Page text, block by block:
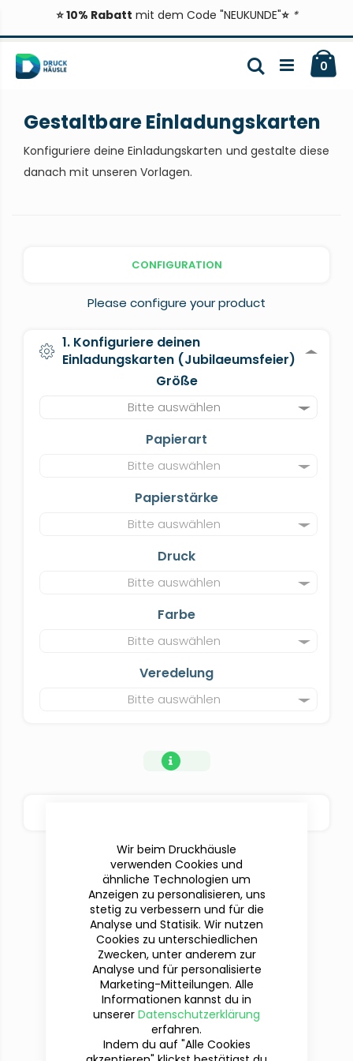
⭐ 10% Rabatt mit dem Code "NEUKUNDE"⭐ *
Inhalt
springen
0
Suche
Gestaltbare Einladungskarten
Konfiguriere deine Einladungskarten und gestalte diese
danach mit unseren Vorlagen.
CONFIGURATION
Please configure your product
1. Konfiguriere deinen
Einladungskarten (Jubilaeumsfeier)
Größe
Bitte auswählen
Papierart
Bitte auswählen
Papierstärke
Bitte auswählen
Druck
Bitte auswählen
Farbe
Bitte auswählen
Veredelung
Bitte auswählen
Du hast Fragen?
Wir sind für dich da!
Wir beim Druckhäusle
verwenden Cookies und
ähnliche Technologien um
Anzeigen zu personalisieren, uns
stetig zu verbessern und für die
Analyse und Statisik. Wir nutzen
Cookies zu unterschiedlichen
Zwecken, unter anderem zur
Analyse und für personalisierte
Marketing-Mitteilungen. Alle
Informationen kannst du in
unserer Datenschutzerklärung
erfahren.
Indem du auf "Alle Cookies